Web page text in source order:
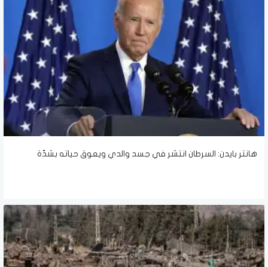
هانتر بايدن: السرطان انتشر في جسد والدي ويعوق حياته بشدّة